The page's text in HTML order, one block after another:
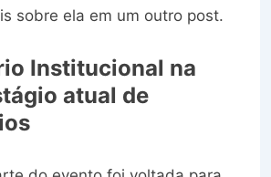
sobre ela em um outro post.
Institucional na
atual de